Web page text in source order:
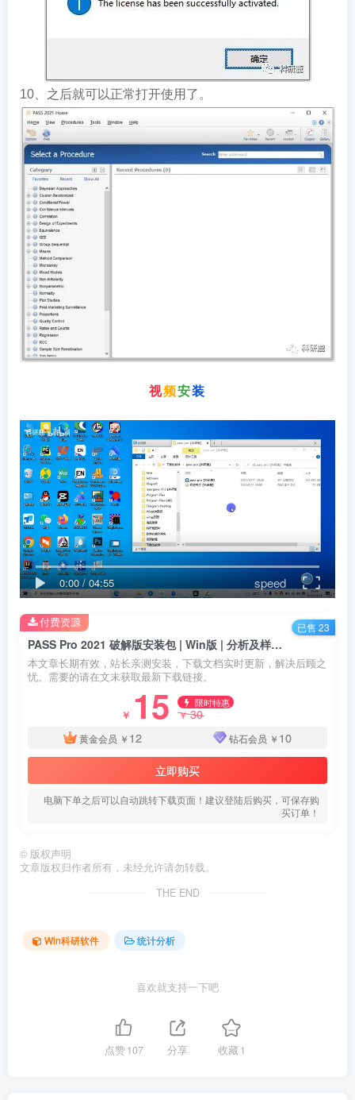
10、之后就可以正常打开使用了。
视频安装
0:00/04:55 speed
PASS Pro 2021 破解版安装包 | Win版 | 分析及样本量计算软件 | 下载及安装教程
本文章长期有效，站长亲测安装，下载文档实时更新，解决后顾之
忧。需要的请在文末获取最新下载链接。
￥ 15 限时特惠
￥30
黄金会员 ￥ 12 钻石会员 ￥ 10
立即购买
电脑下单之后可以自动跳转下载页面！建议登陆后购买，可保存购
买订单！
付费资源 已售 23
© 版权声明
文章版权归作者所有，未经允许请勿转载。
THE END
Win科研软件 统计分析
喜欢就支持一下吧
点赞107 分享 收藏1